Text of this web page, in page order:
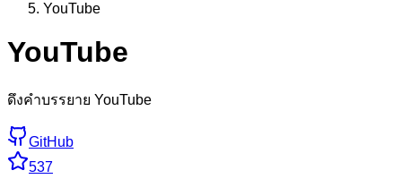
YouTube
YouTube
ดึงคำบรรยาย YouTube
GitHub
537